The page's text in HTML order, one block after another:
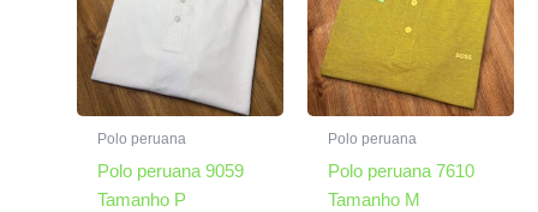
Polo peruana
Polo peruana 9059
Tamanho P
Polo peruana
Polo peruana 7610
Tamanho M